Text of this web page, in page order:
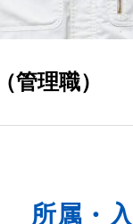
管理職）
所属・